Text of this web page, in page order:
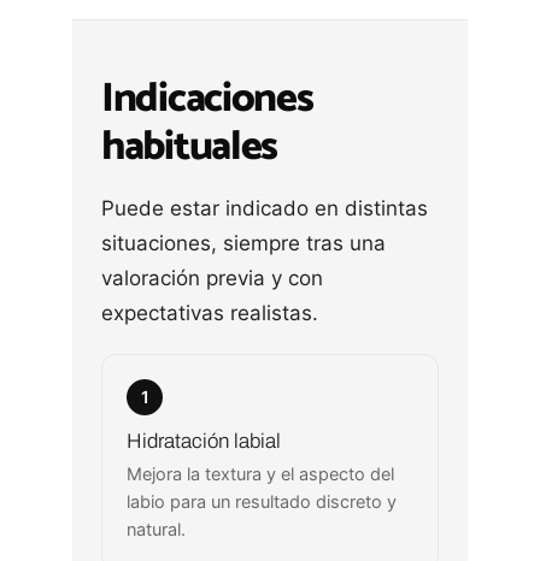
Indicaciones
habituales
Puede estar indicado en distintas
situaciones, siempre tras una
valoración previa y con
expectativas realistas.
1
Hidratación labial
Mejora la textura y el aspecto del
labio para un resultado discreto y
natural.